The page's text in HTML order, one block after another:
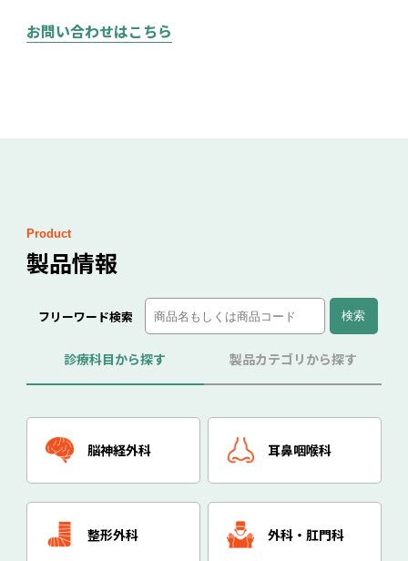
お問い合わせはこちら
Product
製品情報
フリーワード検索
診療科目から探す 製品カテゴリから探す
脳神経外科 耳鼻咽喉科
整形外科 外科・肛門科